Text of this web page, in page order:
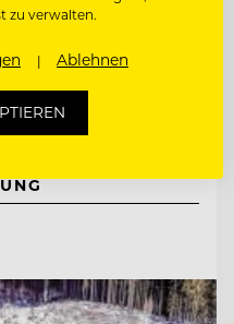
Neusiedlersee,
zu verwalten.
Ablehnen